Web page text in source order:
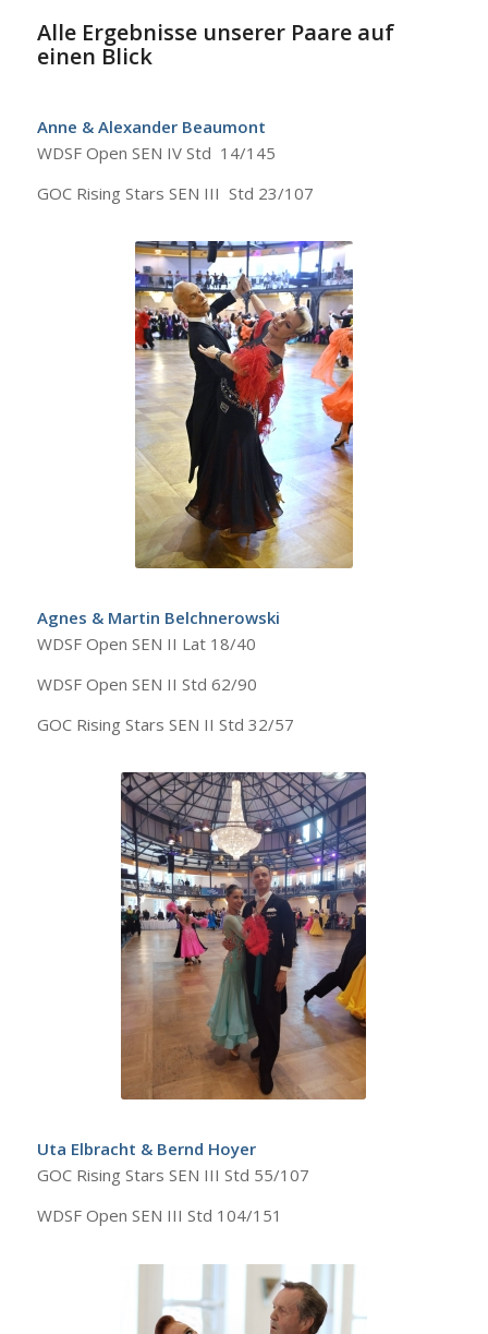
Alle Ergebnisse unserer Paare auf
einen Blick
Anne & Alexander Beaumont
WDSF Open SEN IV Std 14/145
GOC Rising Stars SEN III Std 23/107
Agnes & Martin Belchnerowski
WDSF Open SEN II Lat 18/40
WDSF Open SEN II Std 62/90
GOC Rising Stars SEN II Std 32/57
Uta Elbracht & Bernd Hoyer
GOC Rising Stars SEN III Std 55/107
WDSF Open SEN III Std 104/151